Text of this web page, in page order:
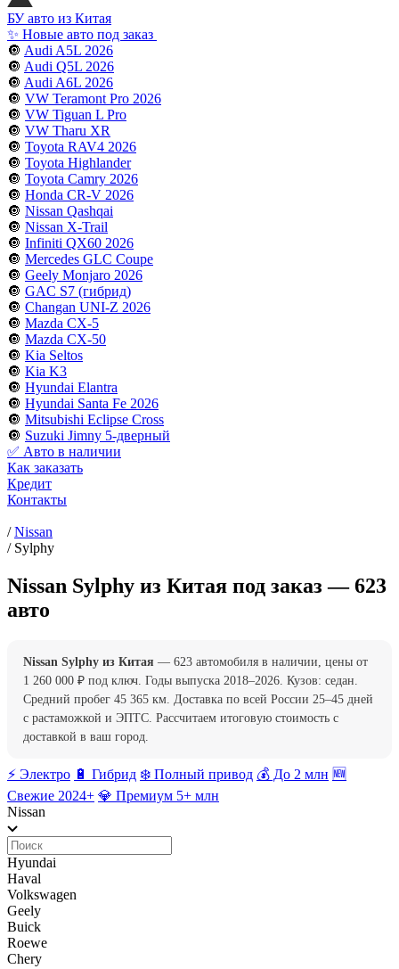
БУ авто из Китая
✨ Новые авто под заказ
🔘 Audi A5L 2026
🔘 Audi Q5L 2026
🔘 Audi A6L 2026
🔘 VW Teramont Pro 2026
🔘 VW Tiguan L Pro
🔘 VW Tharu XR
🔘 Toyota RAV4 2026
🔘 Toyota Highlander
🔘 Toyota Camry 2026
🔘 Honda CR-V 2026
🔘 Nissan Qashqai
🔘 Nissan X-Trail
🔘 Infiniti QX60 2026
🔘 Mercedes GLC Coupe
🔘 Geely Monjaro 2026
🔘 GAC S7 (гибрид)
🔘 Changan UNI-Z 2026
🔘 Mazda CX-5
🔘 Mazda CX-50
🔘 Kia Seltos
🔘 Kia K3
🔘 Hyundai Elantra
🔘 Hyundai Santa Fe 2026
🔘 Mitsubishi Eclipse Cross
🔘 Suzuki Jimny 5-дверный
✅ Авто в наличии
Как заказать
Кредит
Контакты
/Nissan
/ Sylphy
Nissan Sylphy из Китая под заказ — 623
авто
Nissan Sylphy из Китая — 623 автомобиля в наличии, цены от
1 260 000 ₽ под ключ. Годы выпуска 2018–2026. Кузов: седан.
Средний пробег 45 365 км. Доставка по всей России 25–45 дней
с растаможкой и ЭПТС. Рассчитаем итоговую стоимость с
доставкой в ваш город.
⚡️ Электро 🔋 Гибрид ❄️ Полный привод 💰 До 2 млн 🆕
Свежие 2024+ 💎 Премиум 5+ млн
Nissan
Hyundai
Haval
Volkswagen
Geely
Buick
Roewe
Chery